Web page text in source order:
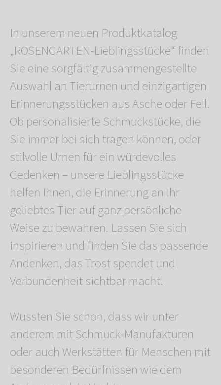
In unserem neuen Produktkatalog
„ROSENGARTEN-Lieblingsstücke“ finden
Sie eine sorgfältig zusammengestellte
Auswahl an Tierurnen und einzigartigen
Erinnerungsstücken aus Asche oder Fell.
Ob personalisierte Schmuckstücke, die
Sie immer bei sich tragen können, oder
stilvolle Urnen für ein würdevolles
Gedenken – unsere Lieblingsstücke
helfen Ihnen, die Erinnerung an Ihr
geliebtes Tier auf ganz persönliche
Weise zu bewahren. Lassen Sie sich
inspirieren und finden Sie das passende
Andenken, das Trost spendet und
Verbundenheit sichtbar macht.
Wussten Sie schon, dass wir unter
anderem mit Schmuck-Manufakturen
oder auch Werkstätten für Menschen mit
besonderen Bedürfnissen wie dem